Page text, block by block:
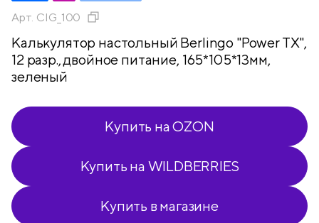
Арт. CIG_100
Калькулятор настольный Berlingo "Power TX",
12 разр., двойное питание, 165*105*13мм,
зеленый
Купить на OZON
Купить на WILDBERRIES
Купить в магазине